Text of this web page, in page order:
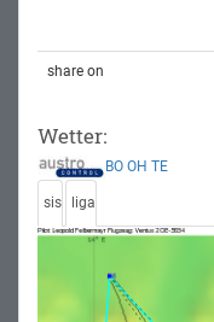
share on
Wetter:
BO OH TE
sis liga